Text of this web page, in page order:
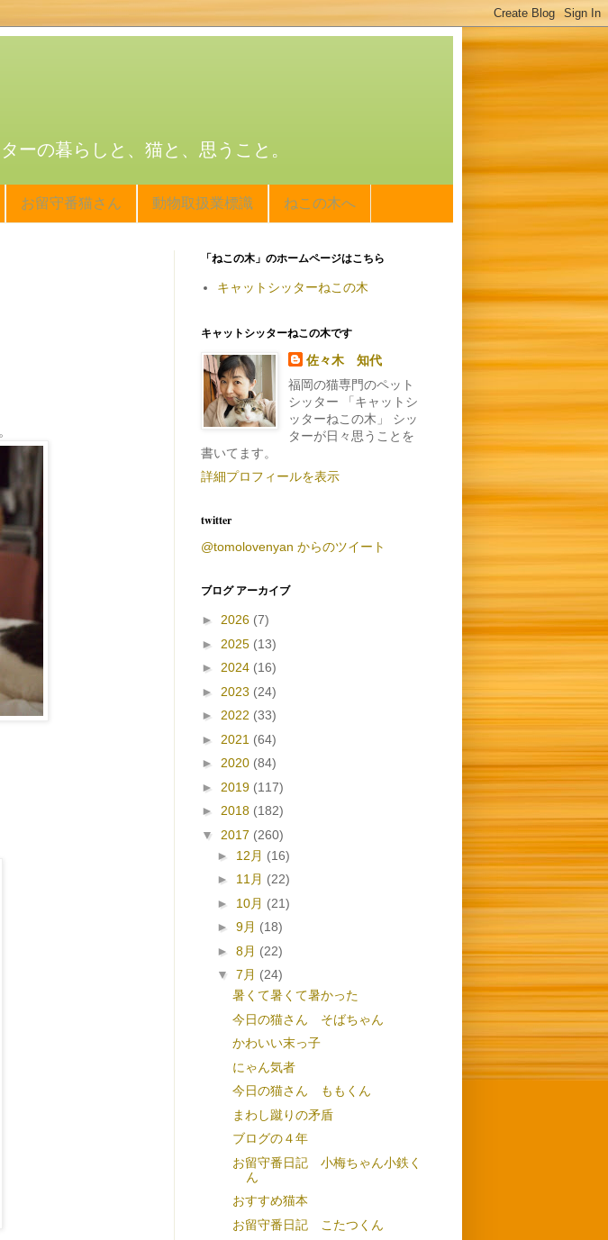
の暮らしと、猫と、思うこと。
お留守番猫さん 動物取扱業標識 ねこの木へ
「ねこの木」のホームページはこちら
キャットシッターねこの木
キャットシッターねこの木です
佐々木 知代
福岡の猫専門のペット
シッター 「キャットシ
ッターねこの木」 シッ
ターが日々思うことを
書いてます。
詳細プロフィールを表示
twitter
@tomolovenyan からのツイート
ブログ アーカイブ
► 2026 (7)
► 2025 (13)
► 2024 (16)
► 2023 (24)
► 2022 (33)
► 2021 (64)
► 2020 (84)
► 2019 (117)
► 2018 (182)
▼ 2017 (260)
► 12月 (16)
► 11月 (22)
► 10月 (21)
► 9月 (18)
► 8月 (22)
▼ 7月 (24)
暑くて暑くて暑かった
今日の猫さん そばちゃん
かわいい末っ子
にゃん気者
今日の猫さん ももくん
まわし蹴りの矛盾
ブログの４年
お留守番日記 小梅ちゃん小鉄く
ん
おすすめ猫本
お留守番日記 こたつくん